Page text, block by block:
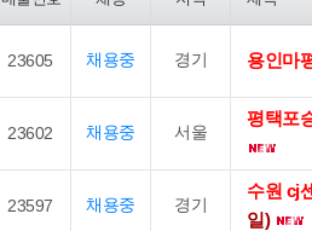
23605 채용중 경기 용인마
23602 채용중 서울
평택포
23597 채용중 경기
수원 cj
일)